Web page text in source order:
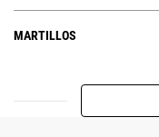
MARTILLOS